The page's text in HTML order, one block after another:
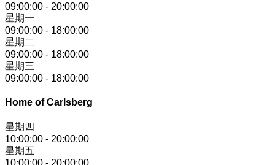
09:00:00 - 20:00:00
星期一
09:00:00 - 18:00:00
星期二
09:00:00 - 18:00:00
星期三
09:00:00 - 18:00:00
Home of Carlsberg
星期四
10:00:00 - 20:00:00
星期五